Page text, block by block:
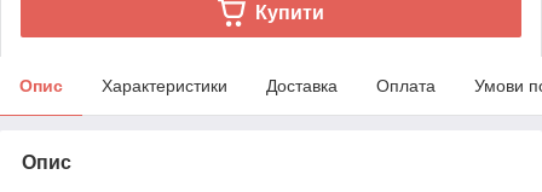
Купити
Опис Характеристики Доставка Оплата Умови
Опис